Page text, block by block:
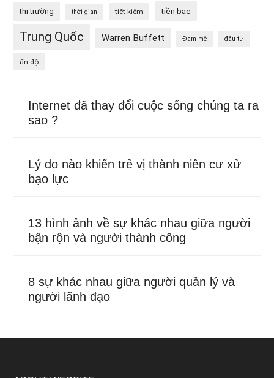
thị trường thời gian tiết kiệm tiền bạc
Trung Quốc Warren Buffett Đam mê đầu tư
ấn độ
Internet đã thay đổi cuộc sống chúng ta ra
sao ?
Lý do nào khiến trẻ vị thành niên cư xử
bạo lực
13 hình ảnh về sự khác nhau giữa người
bận rộn và người thành công
8 sự khác nhau giữa người quản lý và
người lãnh đạo